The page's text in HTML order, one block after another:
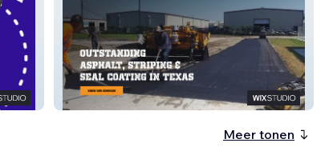
Blackline Pavers
Meer tonen